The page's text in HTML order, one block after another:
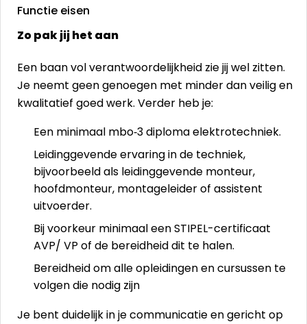
Functie eisen
Zo pak jij het aan
Een baan vol verantwoordelijkheid zie jij wel zitten.
Je neemt geen genoegen met minder dan veilig en
kwalitatief goed werk. Verder heb je:
Een minimaal mbo‑3 diploma elektrotechniek.
Leidinggevende ervaring in de techniek,
bijvoorbeeld als leidinggevende monteur,
hoofdmonteur, montageleider of assistent
uitvoerder.
Bij voorkeur minimaal een STIPEL-certificaat
AVP/ VP of de bereidheid dit te halen.
Bereidheid om alle opleidingen en cursussen te
volgen die nodig zijn
Je bent duidelijk in je communicatie en gericht op